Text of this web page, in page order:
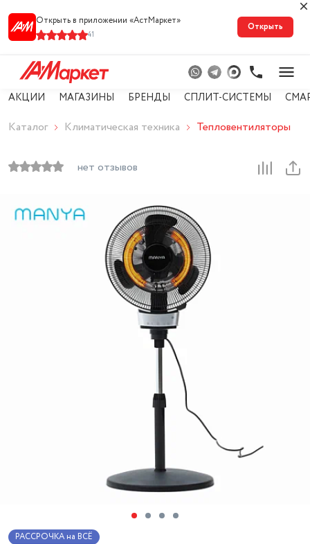
Открыть в приложении «АстМарке‪т‬»
41
Открыть
АКЦИИ МАГАЗИНЫ БРЕНДЫ СПЛИТ-СИСТЕМЫ
Каталог Климатическая техника Тепловентиляторы
нет отзывов
РАССРОЧКА на ВСЁ